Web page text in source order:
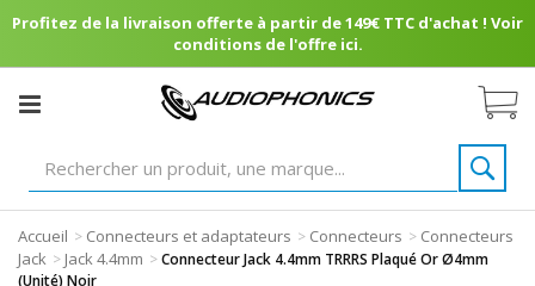
Profitez de la livraison offerte à partir de 149€ TTC d'achat ! Voir
conditions de l'offre ici.
Accueil > Connecteurs et adaptateurs > Connecteurs > Connecteurs
Jack > Jack 4.4mm >Connecteur Jack 4.4mm TRRRS Plaqué Or Ø4mm
(Unité) Noir